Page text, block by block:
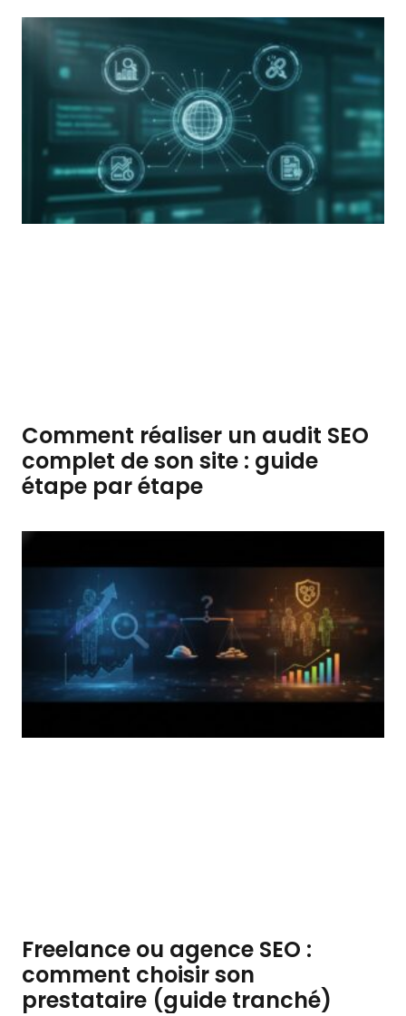
Comment réaliser un audit SEO
complet de son site : guide
étape par étape
Freelance ou agence SEO :
comment choisir son
prestataire (guide tranché)